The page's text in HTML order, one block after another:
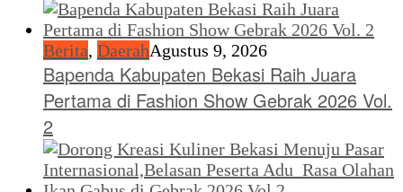
Berita, DaerahAgustus 9, 2026
Bapenda Kabupaten Bekasi Raih Juara
Pertama di Fashion Show Gebrak 2026 Vol.
2